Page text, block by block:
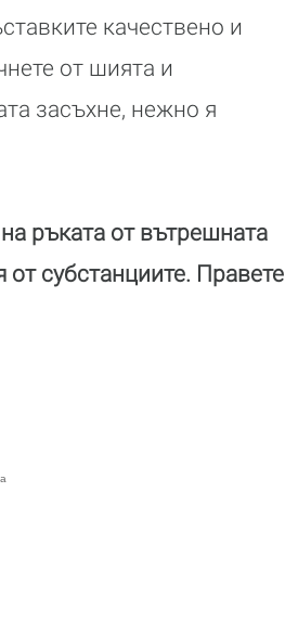
качествено и
от шията и
засъхне, нежно я
ръката от вътрешната
субстанциите. Правете